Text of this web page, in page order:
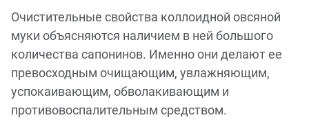
Очистительные свойства коллоидной овсяной
муки объясняются наличием в ней большого
количества сапонинов. Именно они делают ее
превосходным очищающим, увлажняющим,
успокаивающим, обволакивающим и
противовоспалительным средством.